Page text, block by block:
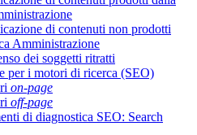
di contenuti non prodotti
Amministrazione
dei soggetti ritratti
per i motori di ricerca (SEO)
on-page
off-page
di diagnostica SEO: Search